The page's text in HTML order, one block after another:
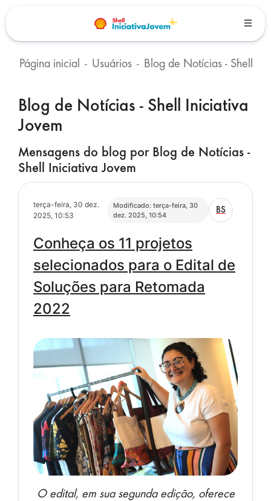
Página inicial Usuários
Blocos
Blog de Notícias - Shell Iniciativa
Jovem
Mensagens do blog por Blog de Notícias -
Shell Iniciativa Jovem
terça-feira, 30 dez.
2025, 10:53
Modificado: terça-feira, 30
dez. 2025, 10:54
BS
Conheça os 11 projetos
selecionados para o Edital de
Soluções para Retomada
2022
O edital, em sua segunda edição, oferece